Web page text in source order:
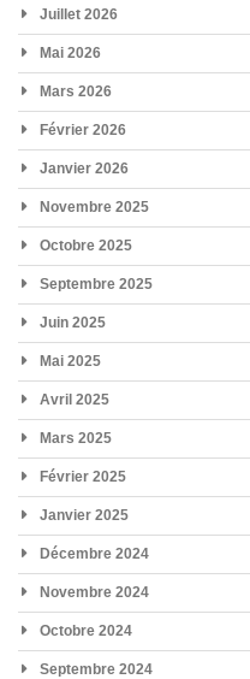
Juillet 2026
Mai 2026
Mars 2026
Février 2026
Janvier 2026
Novembre 2025
Octobre 2025
Septembre 2025
Juin 2025
Mai 2025
Avril 2025
Mars 2025
Février 2025
Janvier 2025
Décembre 2024
Novembre 2024
Octobre 2024
Septembre 2024